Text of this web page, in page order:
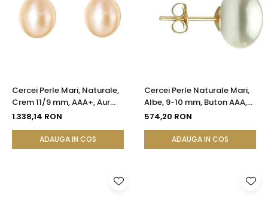
Cercei Perle Mari, Naturale,
Crem 11/9 mm, AAA+, Aur
14K (aur 585), Forma
1.338,14 RON
ADAUGA IN COS
Cercei Perle Naturale Mari,
Albe, 9-10 mm, Buton AAA,
Aur 14K (aur 585), Tip Șurub |
574,20 RON
ADAUGA IN COS